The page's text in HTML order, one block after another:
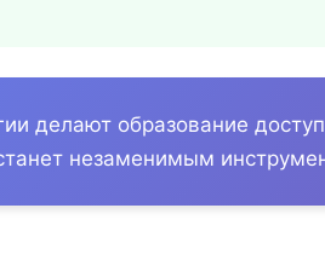
делают образование
незаменимым